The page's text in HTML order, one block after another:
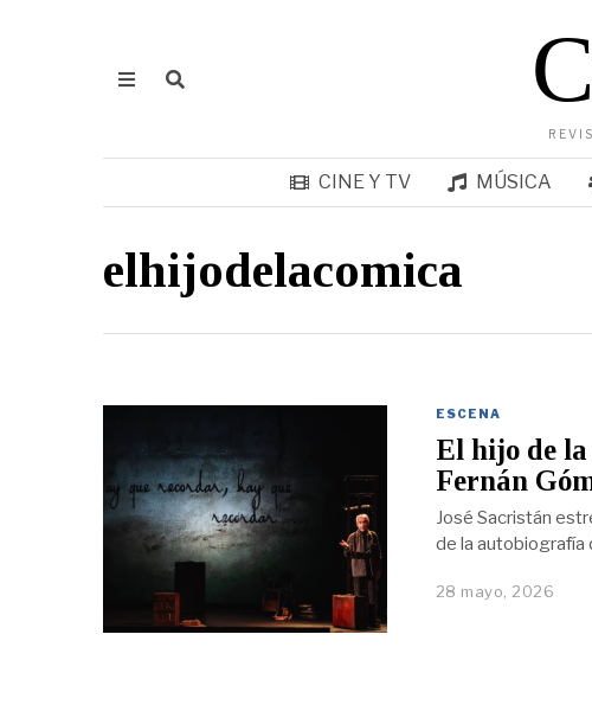
CINE Y TV MÚSICA
elhijodelacomica
ESCENA
El hijo de la
Fernán
José Sacristán
de la autobiografía
28 mayo, 2026